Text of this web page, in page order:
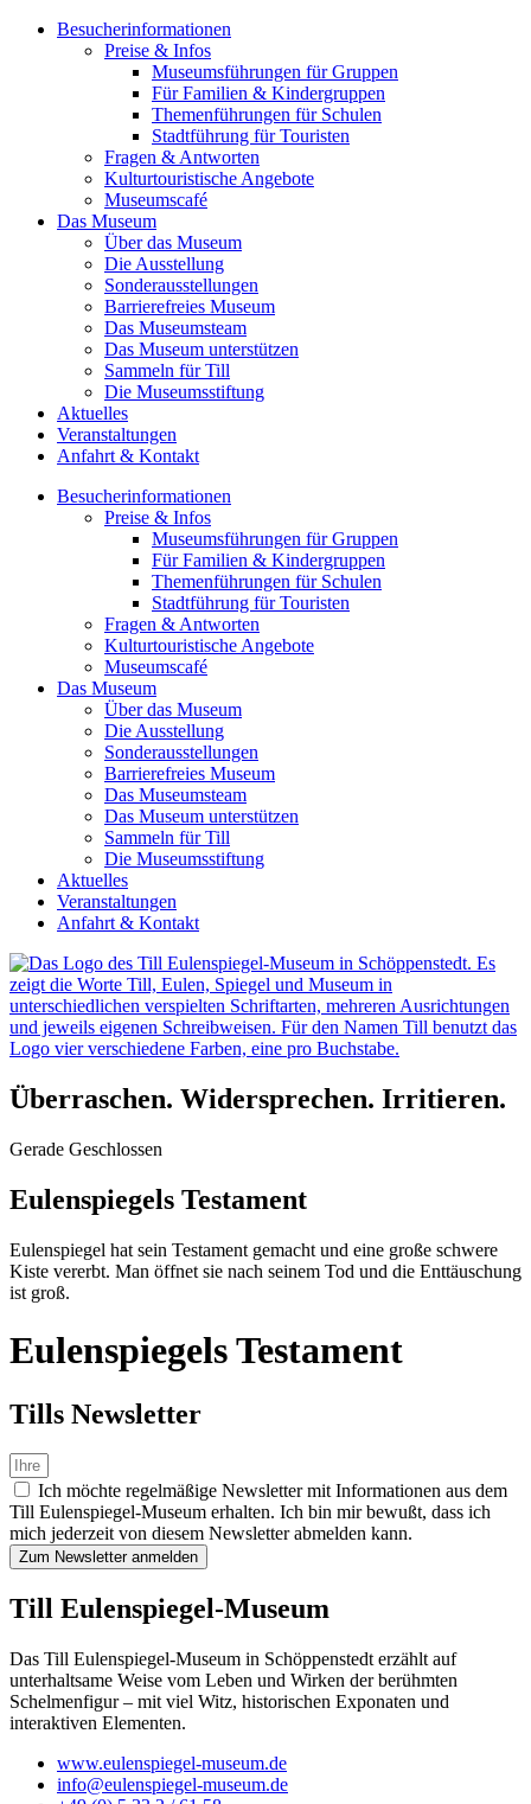
Besucherinformationen
Preise & Infos
Museumsführungen für Gruppen
Für Familien & Kindergruppen
Themenführungen für Schulen
Stadtführung für Touristen
Fragen & Antworten
Kulturtouristische Angebote
Museumscafé
Das Museum
Über das Museum
Die Ausstellung
Sonderausstellungen
Barrierefreies Museum
Das Museumsteam
Das Museum unterstützen
Sammeln für Till
Die Museumsstiftung
Aktuelles
Veranstaltungen
Anfahrt & Kontakt
Besucherinformationen
Preise & Infos
Museumsführungen für Gruppen
Für Familien & Kindergruppen
Themenführungen für Schulen
Stadtführung für Touristen
Fragen & Antworten
Kulturtouristische Angebote
Museumscafé
Das Museum
Über das Museum
Die Ausstellung
Sonderausstellungen
Barrierefreies Museum
Das Museumsteam
Das Museum unterstützen
Sammeln für Till
Die Museumsstiftung
Aktuelles
Veranstaltungen
Anfahrt & Kontakt
Überraschen. Widersprechen. Irritieren.
Gerade Geschlossen
Eulenspiegels Testament
Eulenspiegel hat sein Testament gemacht und eine große schwere
Kiste vererbt. Man öffnet sie nach seinem Tod und die Enttäuschung
ist groß.
Eulenspiegels Testament
Tills News­letter
Ich möchte regelmäßige Newsletter mit Informationen aus dem
Till Eulenspiegel-Museum erhalten. Ich bin mir bewußt, dass ich
mich jederzeit von diesem Newsletter abmelden kann.
Zum Newsletter anmelden
Till Eulenspiegel-Museum
Das Till Eulenspiegel-Museum in Schöppenstedt erzählt auf
unterhaltsame Weise vom Leben und Wirken der berühmten
Schelmenfigur – mit viel Witz, historischen Exponaten und
interaktiven Elementen.
www.eulenspiegel-museum.de
info@eulenspiegel-museum.de